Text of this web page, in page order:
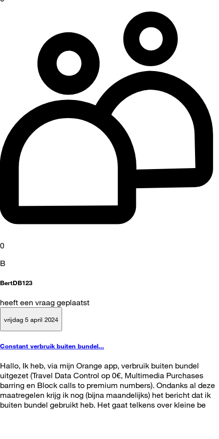
0
B
BertDB123
heeft een vraag geplaatst
vrijdag 5 april 2024
Constant verbruik buiten bundel...
Hallo, Ik heb, via mijn Orange app, verbruik buiten bundel
uitgezet (Travel Data Control op 0€, Multimedia Purchases
barring en Block calls to premium numbers). Ondanks al deze
maatregelen krijg ik nog (bijna maandelijks) het bericht dat ik
buiten bundel gebruikt heb. Het gaat telkens over kleine be